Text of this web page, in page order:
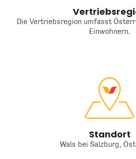
Die Vertriebsregion umfasst
Einwohnern.
Standort
Wals bei Salzburg,